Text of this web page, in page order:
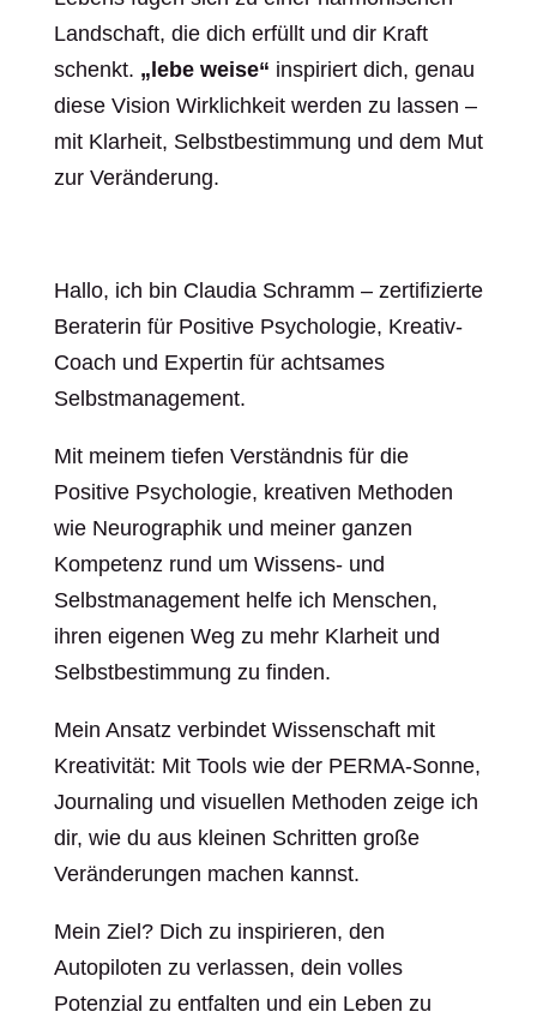
Landschaft, die dich erfüllt und dir Kraft
schenkt. „lebe weise“ inspiriert dich, genau
diese Vision Wirklichkeit werden zu lassen –
mit Klarheit, Selbstbestimmung und dem Mut
zur Veränderung.
Hallo, ich bin Claudia Schramm – zertifizierte
Beraterin für Positive Psychologie, Kreativ-
Coach und Expertin für achtsames
Selbstmanagement.
Mit meinem tiefen Verständnis für die
Positive Psychologie, kreativen Methoden
wie Neurographik und meiner ganzen
Kompetenz rund um Wissens- und
Selbstmanagement helfe ich Menschen,
ihren eigenen Weg zu mehr Klarheit und
Selbstbestimmung zu finden.
Mein Ansatz verbindet Wissenschaft mit
Kreativität: Mit Tools wie der PERMA-Sonne,
Journaling und visuellen Methoden zeige ich
dir, wie du aus kleinen Schritten große
Veränderungen machen kannst.
Mein Ziel? Dich zu inspirieren, den
Autopiloten zu verlassen, dein volles
Potenzial zu entfalten und ein Leben zu